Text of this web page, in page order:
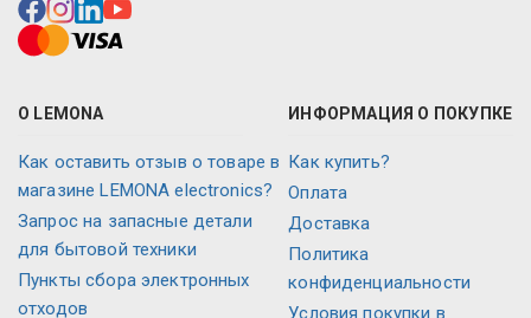
О LEMONA
Как оставить отзыв о товаре в
магазине LEMONA electronics?
Запрос на запасные детали
для бытовой техники
Пункты сбора электронных
отходов
ИНФОРМАЦИЯ О ПОКУПКЕ
Как купить?
Оплата
Доставка
Политика
конфиденциальности